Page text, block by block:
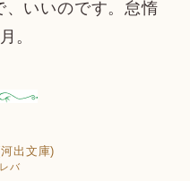
、いいのです。怠惰
。
出文庫)
バ